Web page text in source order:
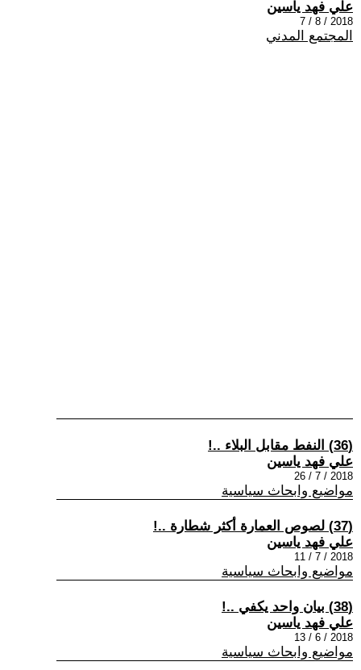
علي فهد ياسين
2018 / 8 / 7
المجتمع المدني
(36) النفط مقابل البلاء ..!
علي فهد ياسين
2018 / 7 / 26
مواضيع وابحاث سياسية
(37) لصوص العمارة أكثر شطارة ..!
علي فهد ياسين
2018 / 7 / 11
مواضيع وابحاث سياسية
(38) بيان واحد يكفي ..!
علي فهد ياسين
2018 / 6 / 13
مواضيع وابحاث سياسية